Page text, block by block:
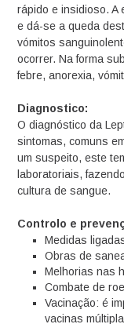
rápido e insidioso. A
e dá-se a queda
vómitos
ocorrer. Na forma
febre, anorexia,
Diagnostico:
O diagnóstico da
sintomas, comuns
um suspeito, este
laboratoriais,
cultura de sangue.
Controlo e
Medidas
Obras de
Melhorias nas
Combate de
Vacinação: é
vacinas